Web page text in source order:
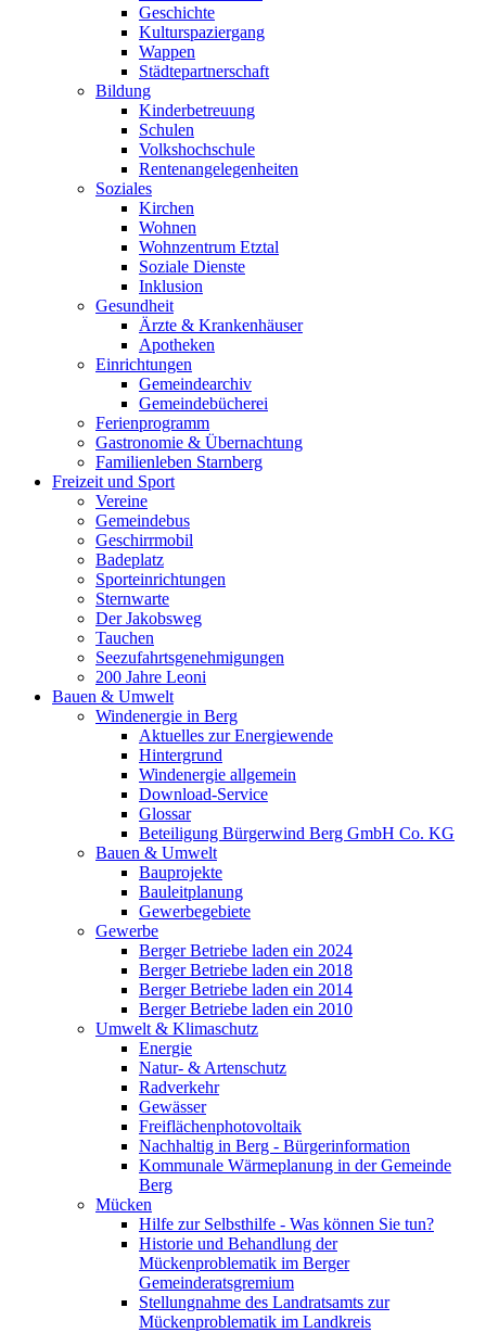
Geschichte
Kulturspaziergang
Wappen
Städtepartnerschaft
Bildung
Kinderbetreuung
Schulen
Volkshochschule
Rentenangelegenheiten
Soziales
Kirchen
Wohnen
Wohnzentrum Etztal
Soziale Dienste
Inklusion
Gesundheit
Ärzte & Krankenhäuser
Apotheken
Einrichtungen
Gemeindearchiv
Gemeindebücherei
Ferienprogramm
Gastronomie & Übernachtung
Familienleben Starnberg
Freizeit und Sport
Vereine
Gemeindebus
Geschirrmobil
Badeplatz
Sporteinrichtungen
Sternwarte
Der Jakobsweg
Tauchen
Seezufahrtsgenehmigungen
200 Jahre Leoni
Bauen & Umwelt
Windenergie in Berg
Aktuelles zur Energiewende
Hintergrund
Windenergie allgemein
Download-Service
Glossar
Beteiligung Bürgerwind Berg GmbH Co. KG
Bauen & Umwelt
Bauprojekte
Bauleitplanung
Gewerbegebiete
Gewerbe
Berger Betriebe laden ein 2024
Berger Betriebe laden ein 2018
Berger Betriebe laden ein 2014
Berger Betriebe laden ein 2010
Umwelt & Klimaschutz
Energie
Natur- & Artenschutz
Radverkehr
Gewässer
Freiflächenphotovoltaik
Nachhaltig in Berg - Bürgerinformation
Kommunale Wärmeplanung in der Gemeinde
Berg
Mücken
Hilfe zur Selbsthilfe - Was können Sie tun?
Historie und Behandlung der
Mückenproblematik im Berger
Gemeinderatsgremium
Stellungnahme des Landratsamts zur
Mückenproblematik im Landkreis